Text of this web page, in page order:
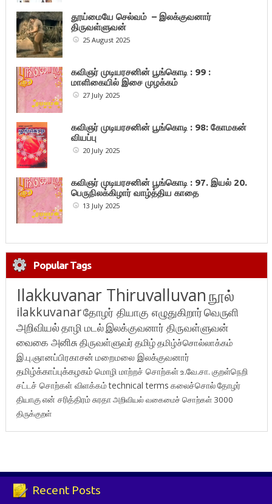
தூய்மையே செல்வம் – இலக்குவனார்
திருவள்ளுவன்
25 August 2025
கவிஞர் முடியரசனின் பூங்கொடி : 99 :
மாளிகையில் இசை முழக்கம்
27 July 2025
கவிஞர் முடியரசனின் பூங்கொடி : 98: கோமகன்
வியப்பு
20 July 2025
கவிஞர் முடியரசனின் பூங்கொடி : 97. இயல் 20.
பெருநிலக்கிழார் வாழ்த்திய காதை
13 July 2025
Popular Tags
Ilakkuvanar Thiruvalluvanநூல்
ilakkuvanarதோழர் தியாகு எழுதுகிறார்வெருளி
அறிவியல்தாழி மடல்இலக்குவனார் திருவள்ளுவன்
வைகை அனிசுதிருவள்ளுவர்தமிழ்தமிழ்ச்சொல்லாக்கம்
இ.பு.ஞானப்பிரகாசன் மறைமலை இலக்குவனார்
தமிழ்க்காப்புக்கழகம் மொழி மாற்றச் சொற்கள்உ.வே.சா. குறள்நெறி
சட்டச் சொற்கள் விளக்கம்technical terms கலைச்சொல்தோழர்
தியாகுஎன் சரித்திரம்சுரதாஅறிவியல் வகைமைச் சொற்கள் 3000
திருக்குறள்
Recent Posts